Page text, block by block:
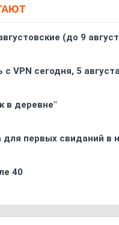
(до 9
с VPN сегодня, 5
в деревне"
первых свиданий в
40